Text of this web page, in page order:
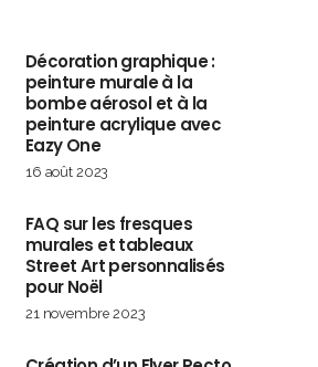
Décoration graphique :
peinture murale à la
bombe aérosol et à la
peinture acrylique avec
Eazy One
16 août 2023
FAQ sur les fresques
murales et tableaux
Street Art personnalisés
pour Noël
21 novembre 2023